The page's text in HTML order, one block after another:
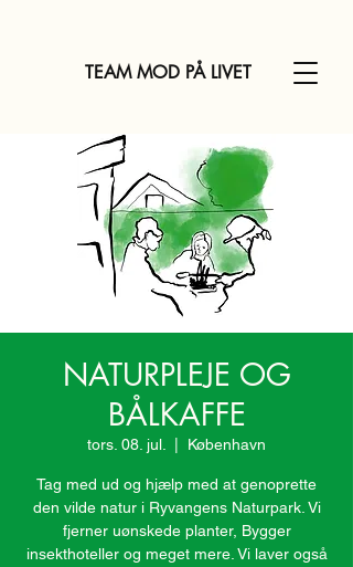
TEAM MOD PÅ LIVET
NATURPLEJE OG
BÅLKAFFE
tors. 08. jul. København
Tag med ud og hjælp med at genoprette
den vilde natur i Ryvangens Naturpark. Vi
fjerner uønskede planter, Bygger
insekthoteller og meget mere. Vi laver også